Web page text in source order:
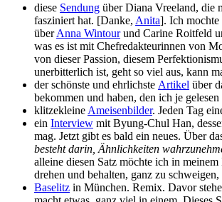
diese Sendung über Diana Vreeland, die
fasziniert hat. [Danke, Anita]. Ich mochte
überAnna Wintourund Carine Roitfeld
was es ist mit Chefredakteurinnen von
von dieser Passion, diesem
unerbitterlich ist, geht so viel aus, kann
der schönste und ehrlichste Artikel über
bekommen und haben, den ich je gelesen
klitzekleine Ameisenbilder. Jeden Tag
ein Interview mit Byung-Chul Han,
mag. Jetzt gibt es bald ein neues. Über
besteht darin, Ähnlichkeiten
alleine diesen Satz möchte ich in
drehen und behalten, ganz zu
Baselitz in München. Remix. Davor